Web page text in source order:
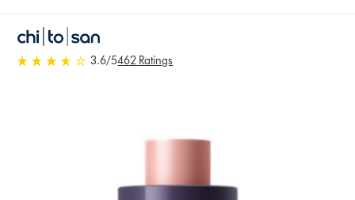
3.6 stjärnor av 5 från 462
Ratings
3.6/5462 Ratings